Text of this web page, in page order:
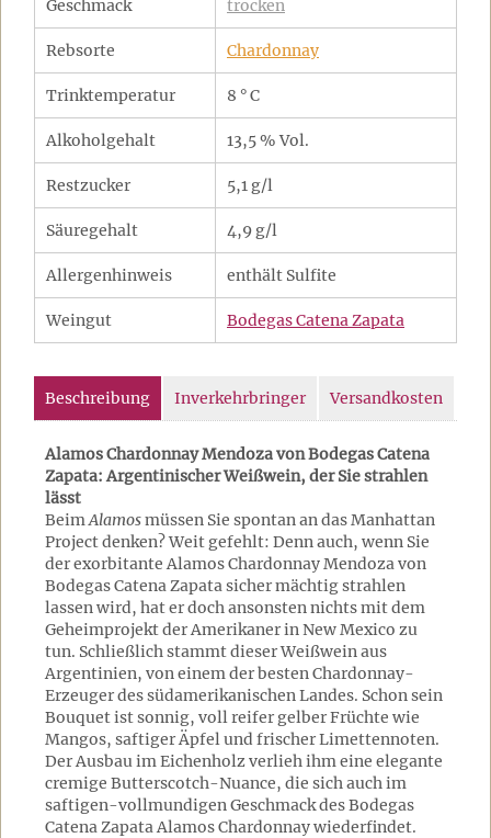
Geschmack trocken
Rebsorte Chardonnay
Trinktemperatur 8 ° C
Alkoholgehalt 13,5 % Vol.
Restzucker 5,1 g/l
Säuregehalt 4,9 g/l
Allergenhinweis enthält Sulfite
Weingut Bodegas Catena Zapata
Beschreibung Inverkehrbringer Versandkosten
Alamos Chardonnay Mendoza von Bodegas Catena
Zapata: Argentinischer Weißwein, der Sie strahlen
lässt
BeimAlamosmüssen Sie spontan an das Manhattan
Project denken? Weit gefehlt: Denn auch, wenn Sie
der exorbitante Alamos Chardonnay Mendoza von
Bodegas Catena Zapata sicher mächtig strahlen
lassen wird, hat er doch ansonsten nichts mit dem
Geheimprojekt der Amerikaner in New Mexico zu
tun. Schließlich stammt dieser Weißwein aus
Argentinien, von einem der besten Chardonnay-
Erzeuger des südamerikanischen Landes. Schon sein
Bouquet ist sonnig, voll reifer gelber Früchte wie
Mangos, saftiger Äpfel und frischer Limettennoten.
Der Ausbau im Eichenholz verlieh ihm eine elegante
cremige Butterscotch-Nuance, die sich auch im
saftigen-vollmundigen Geschmack des Bodegas
Catena Zapata Alamos Chardonnay wiederfindet.